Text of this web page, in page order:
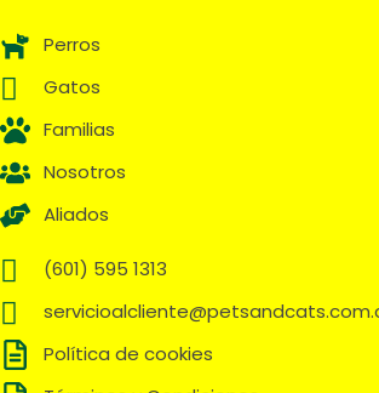
Perros
Gatos
Familias
Nosotros
Aliados
(601) 595 1313
Política de cookies